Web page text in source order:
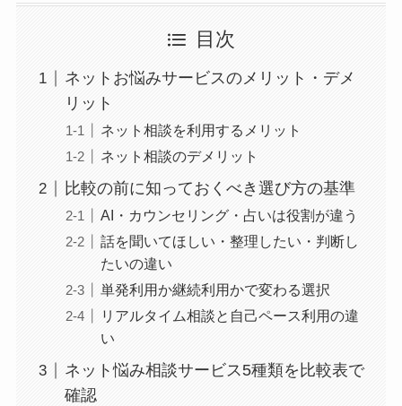
目次
ネットお悩みサービスのメリット・デメ
リット
ネット相談を利用するメリット
ネット相談のデメリット
比較の前に知っておくべき選び方の基準
AI・カウンセリング・占いは役割が違う
話を聞いてほしい・整理したい・判断し
たいの違い
単発利用か継続利用かで変わる選択
リアルタイム相談と自己ペース利用の違
い
ネット悩み相談サービス5種類を比較表で
確認